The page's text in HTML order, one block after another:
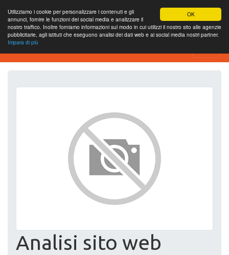
OK
Utilizziamo i cookie per personalizzare i contenuti e gli
annunci, fornire le funzioni dei social media e analizzare il
nostro traffico. Inoltre forniamo informazioni sul modo in cui utilizzi il nostro sito alle agenzie
pubblicitarie, agli istituti che eseguono analisi dei dati web e ai social media nostri partner.
Impara di più
SEO Analytics
Analisi sito web